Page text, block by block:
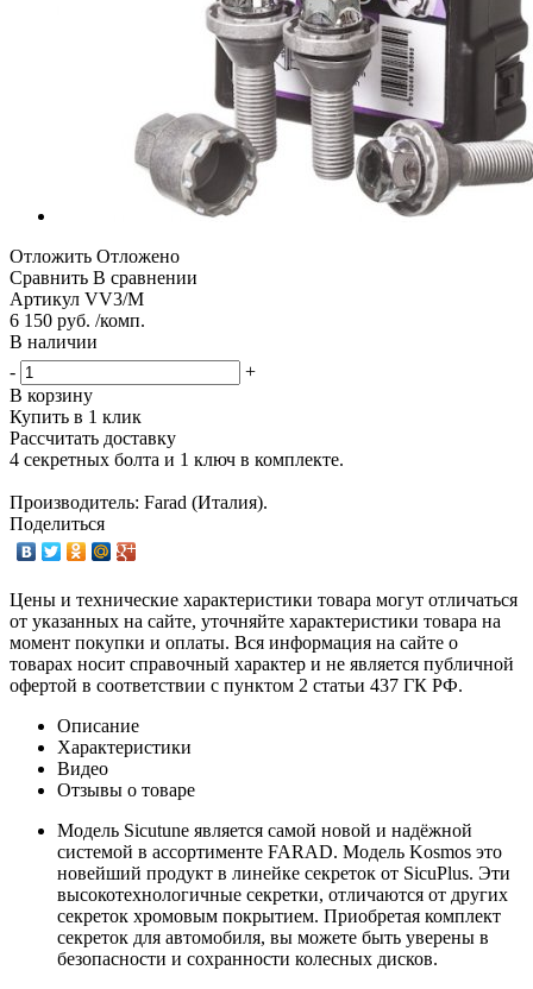
Отложить Отложено
Сравнить В сравнении
Артикул VV3/M
6 150 руб. /комп.
В наличии
-
+
В корзину
Купить в 1 клик
Рассчитать доставку
4 секретных болта и 1 ключ в комплекте.
Производитель: Farad (Италия).
Поделиться
Цены и технические характеристики товара могут отличаться
от указанных на сайте, уточняйте характеристики товара на
момент покупки и оплаты. Вся информация на сайте о
товарах носит справочный характер и не является публичной
офертой в соответствии с пунктом 2 статьи 437 ГК РФ.
Описание
Характеристики
Видео
Отзывы о товаре
Модель Sicutune является самой новой и надёжной
системой в ассортименте FARAD. Модель Kosmos это
новейший продукт в линейке секреток от SicuPlus. Эти
высокотехнологичные секретки, отличаются от других
секреток хромовым покрытием. Приобретая комплект
секреток для автомобиля, вы можете быть уверены в
безопасности и сохранности колесных дисков.